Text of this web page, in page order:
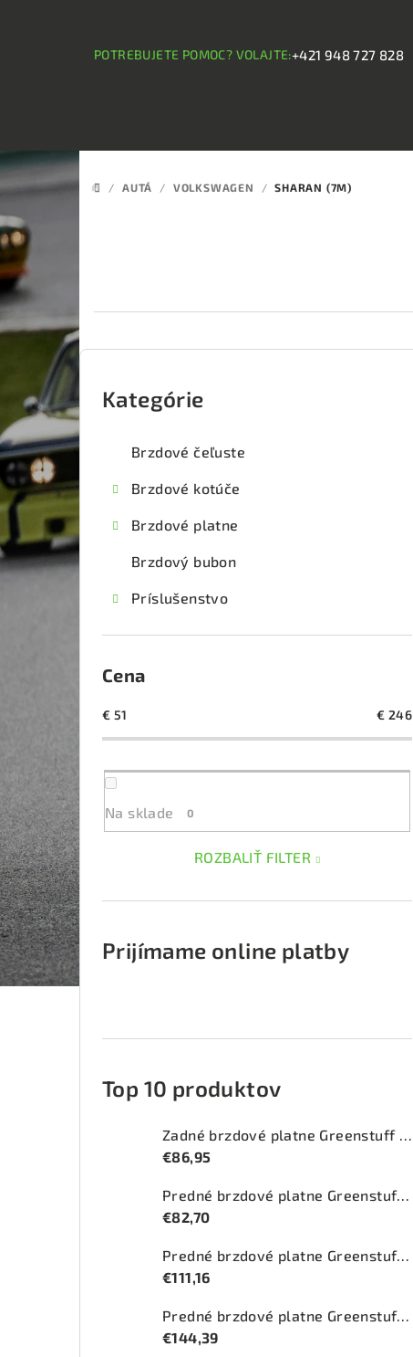
POTREBUJETE POMOC? VOLAJTE:+421 948 727 828
DOMOV
/ AUTÁ / VOLKSWAGEN / SHARAN (7M)
B
o
č
ý
p
a
Preskočiť
kategórie
Kategórie
Brzdové čeľuste
Brzdové kotúče
Brzdové platne
Brzdový bubon
Príslušenstvo
Cena
€ 51 € 246
Na sklade 0
ROZBALIŤ FILTER
Prijímame online platby
Top 10 produktov
Zadné brzdové platne Greenstuff 2000 (DP21518)
€86,95
Predné brzdové platne Greenstuff 2000 (DP22050)
€82,70
Predné brzdové platne Greenstuff 2000 (DP21555)
€111,16
Predné brzdové platne Greenstuff 2000 (DP23070)
€144,39